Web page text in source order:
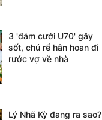
3 'đám cưới U70' gây
sốt, chú rể hân hoan đi
rước vợ về nhà
Lý Nhã Kỳ đang ra sao?